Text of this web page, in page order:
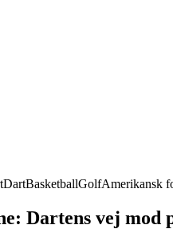
DartBasketballGolfAmerikansk
Dartens vej mod